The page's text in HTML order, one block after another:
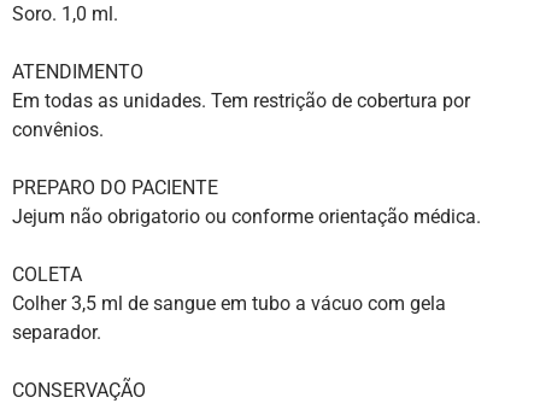
Soro. 1,0 ml.
ATENDIMENTO
Em todas as unidades. Tem restrição de cobertura por
convênios.
PREPARO DO PACIENTE
Jejum não obrigatorio ou conforme orientação médica.
COLETA
Colher 3,5 ml de sangue em tubo a vácuo com gela
separador.
CONSERVAÇÃO